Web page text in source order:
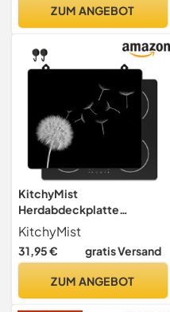
& Rutschfest – Glasplatte
Transparentes Design
ZUM ANGEBOT
KitchyMist
Herdabdeckplatte
Pusteblume - Zwart Wit -
60x52 cm - Kochfeld
Abdeckung -
Spritzschutz
KitchyMist
31,95 € gratis Versand
ZUM ANGEBOT